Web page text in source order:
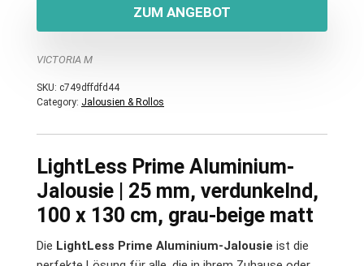
ZUM ANGEBOT
VICTORIA M
SKU: c749dffdfd44
Category: Jalousien & Rollos
LightLess Prime Aluminium-
Jalousie | 25 mm, verdunkelnd,
100 x 130 cm, grau-beige matt
Die LightLess Prime Aluminium-Jalousie ist die